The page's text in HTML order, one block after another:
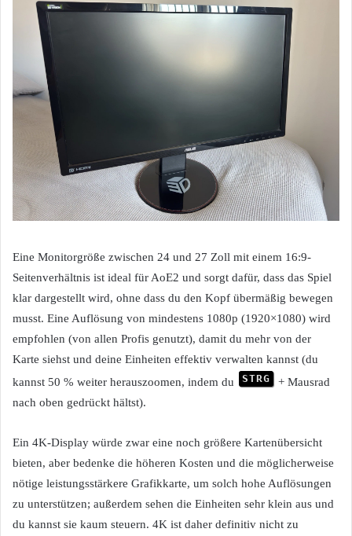
Eine Monitorgröße zwischen 24 und 27 Zoll mit einem 16:9-
Seitenverhältnis ist ideal für AoE2 und sorgt dafür, dass das Spiel
klar dargestellt wird, ohne dass du den Kopf übermäßig bewegen
musst. Eine Auflösung von mindestens 1080p (1920×1080) wird
empfohlen (von allen Profis genutzt), damit du mehr von der
Karte siehst und deine Einheiten effektiv verwalten kannst (du
kannst 50 % weiter herauszoomen, indem du
STRG
+ Mausrad
nach oben gedrückt hältst).
Ein 4K-Display würde zwar eine noch größere Kartenübersicht
bieten, aber bedenke die höheren Kosten und die möglicherweise
nötige leistungsstärkere Grafikkarte, um solch hohe Auflösungen
zu unterstützen; außerdem sehen die Einheiten sehr klein aus und
du kannst sie kaum steuern. 4K ist daher definitiv nicht zu